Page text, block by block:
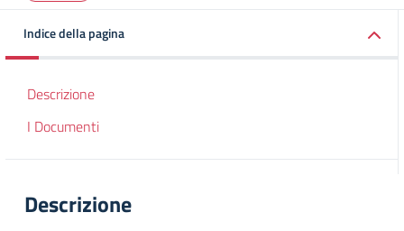
Indice della pagina
Descrizione
I Documenti
Descrizione